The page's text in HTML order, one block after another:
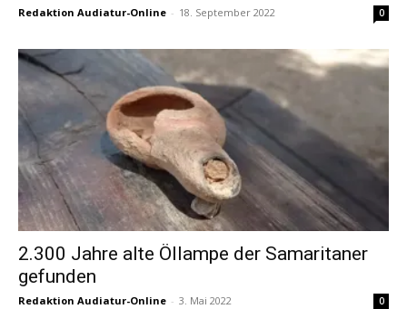
Redaktion Audiatur-Online - 18. September 2022 0
2.300 Jahre alte Öllampe der Samaritaner
gefunden
Redaktion Audiatur-Online - 3. Mai 2022 0